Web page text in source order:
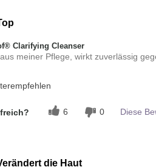
Clarifying Cleanser
meiner Pflege, wirkt zuverlässig
6 0 Diese
die Haut